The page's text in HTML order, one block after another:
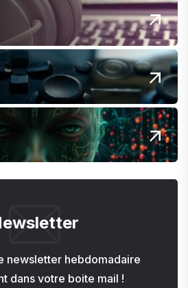
newsletter hebdomadaire
dans votre boite mail !